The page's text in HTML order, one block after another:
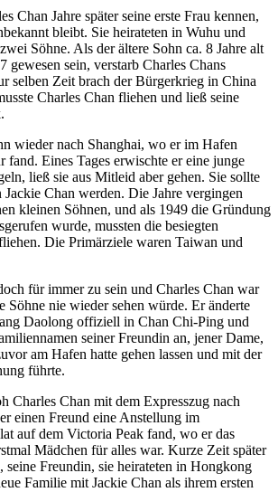
Chan Jahre später seine erste Frau kennen,
bleibt. Sie heirateten in Wuhu und
Söhne. Als der ältere Sohn ca. 8 Jahre alt
gewesen sein, verstarb Charles Chans
selben Zeit brach der Bürgerkrieg in China
Charles Chan fliehen und ließ seine
wieder nach Shanghai, wo er im Hafen
Eines Tages erwischte er eine junge
ließ sie aus Mitleid aber gehen. Sie sollte
Chan werden. Die Jahre vergingen
kleinen Söhnen, und als 1949 die Gründung
wurde, mussten die besiegten
Die Primärziele waren Taiwan und
für immer zu sein und Charles Chan war
Söhne nie wieder sehen würde. Er änderte
Daolong offiziell in Chan Chi-Ping und
seiner Freundin an, jener Dame,
am Hafen hatte gehen lassen und mit der
führte.
Charles Chan mit dem Expresszug nach
einen Freund eine Anstellung im
auf dem Victoria Peak fand, wo er das
Mädchen für alles war. Kurze Zeit später
Freundin, sie heirateten in Hongkong
Familie mit Jackie Chan als ihrem ersten